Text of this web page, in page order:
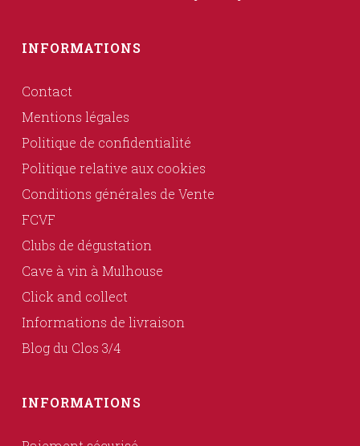
INFORMATIONS
Contact
Mentions légales
Politique de confidentialité
Politique relative aux cookies
Conditions générales de Vente
FCVF
Clubs de dégustation
Cave à vin à Mulhouse
Click and collect
Informations de livraison
Blog du Clos 3/4
INFORMATIONS